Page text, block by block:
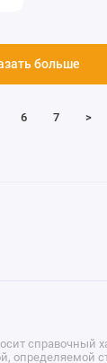
6 7 >
больше
справочный
определяемой